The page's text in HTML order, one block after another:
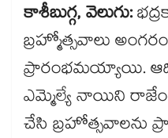
కాశీబుగ్గ, వెలుగు:
బ్రహ్మోత్సవాలు
ప్రారంభమయ్యాయి.
ఎమ్మెల్యే నాయిని
చేసి బ్రహోత్సవాలను